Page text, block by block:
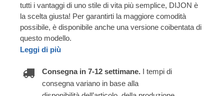
tutti i vantaggi di uno stile di vita più semplice, DIJON è
la scelta giusta! Per garantirti la maggiore comodità
possibile, è disponibile anche una versione coibentata di
questo modello.
Leggi di più
Consegna in 7-12 settimane. I tempi di
consegna variano in base alla